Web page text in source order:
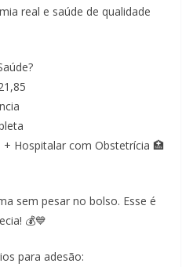
real e saúde de qualidade
Hospitalar com Obstetrícia 🏥
sem pesar no bolso. Esse é
💰💙
para adesão: